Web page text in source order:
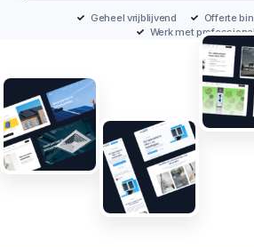
Geheel vrijblijvend
Offerte
Werk met